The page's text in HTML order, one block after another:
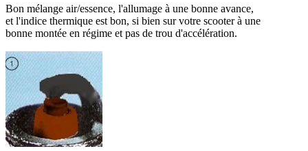
Bon mélange air/essence, l'allumage à une bonne avance,
et l'indice thermique est bon, si bien sur votre scooter à une
bonne montée en régime et pas de trou d'accélération.